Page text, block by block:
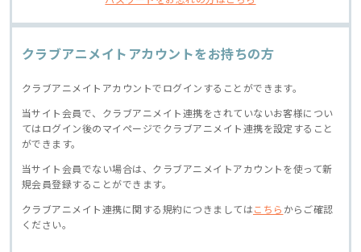
クラブアニメイトアカウントをお持ちの方
クラブアニメイトアカウントでログインすることができます。
当サイト会員で、クラブアニメイト連携をされていないお客様につい
てはログイン後のマイページでクラブアニメイト連携を設定すること
ができます。
当サイト会員でない場合は、クラブアニメイトアカウントを使って新
規会員登録することができます。
クラブアニメイト連携に関する規約につきましてはこちら からご確認
ください。